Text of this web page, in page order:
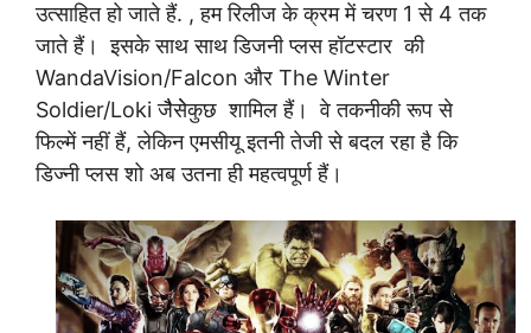
उत्साहित हो जाते हैं. , हम रिलीज के क्रम में चरण 1 से 4 तक
जाते हैं। इसके साथ साथ डिजनी प्लस हॉटस्टार की
WandaVision/Falcon और The Winter
Soldier/Loki जैैसेेकुछ शामिल हैं। वे तकनीकी रूप से
फिल्में नहीं हैं, लेकिन एमसीयू इतनी तेजी से बदल रहा है कि
डिज्नी प्लस शो अब उतना ही महत्वपूर्ण हैं।